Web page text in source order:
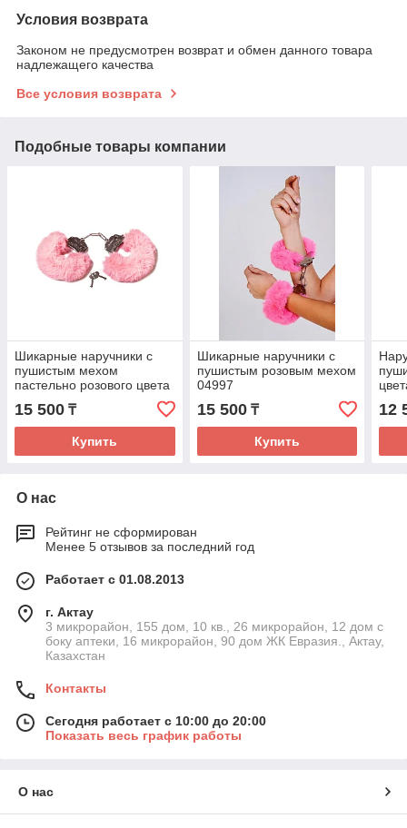
Условия возврата
Законом не предусмотрен возврат и обмен данного товара
надлежащего качества
Все условия возврата
Подобные товары компании
Шикарные наручники с
пушистым мехом
пастельно розового цвета
15 500 ₸
Купить
Шикарные наручники с
пушистым розовым мехом
04997
15 500₸
Купить
12
О нас
Рейтинг не сформирован
Менее 5 отзывов за последний год
Работает с 01.08.2013
г. Актау
3 микрорайон, 155 дом, 10 кв., 26 микрорайон, 12 дом с
боку аптеки, 16 микрорайон, 90 дом ЖК Евразия., Актау,
Казахстан
Контакты
Сегодня работает с 10:00 до 20:00
Показать весь график работы
О нас